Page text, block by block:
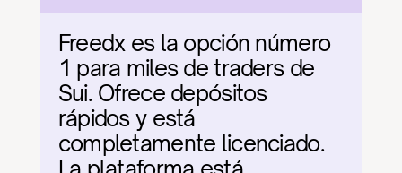
Freedx es la opción número
1 para miles de traders de
Sui. Ofrece depósitos
rápidos y está
completamente licenciado.